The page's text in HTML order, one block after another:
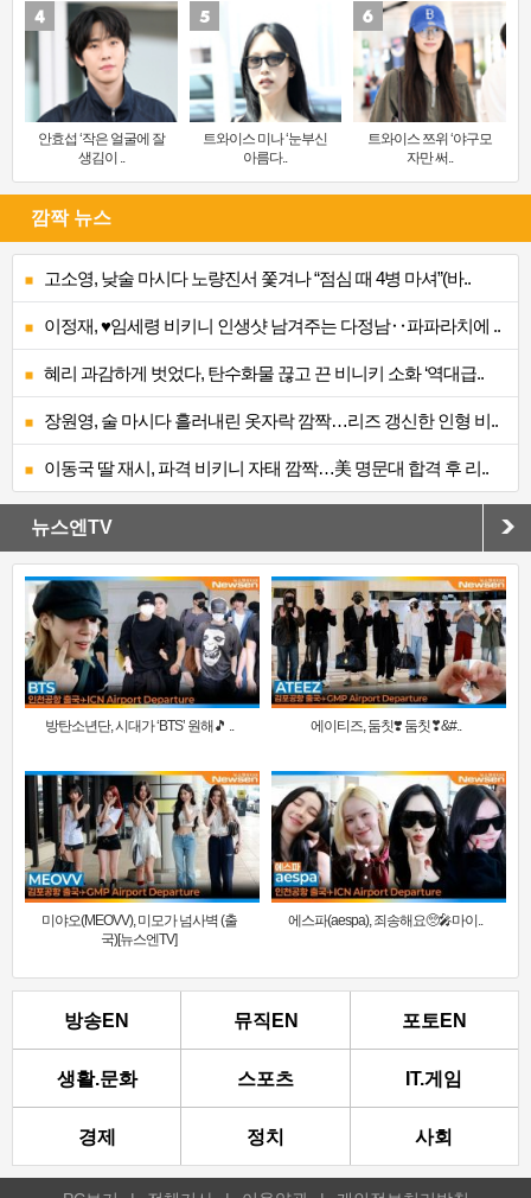
안효섭 ‘작은 얼굴에 잘
생김이 ..
트와이스 미나 ‘눈부신
아름다..
트와이스 쯔위 ‘야구모
자만 써..
깜짝 뉴스
고소영, 낮술 마시다 노량진서 쫓겨나 “점심 때 4병 마셔”(바..
이정재, ♥임세령 비키니 인생샷 남겨주는 다정남‥파파라치에 ..
혜리 과감하게 벗었다, 탄수화물 끊고 끈 비니키 소화 ‘역대급..
장원영, 술 마시다 흘러내린 옷자락 깜짝…리즈 갱신한 인형 비..
이동국 딸 재시, 파격 비키니 자태 깜짝…美 명문대 합격 후 리..
뉴스엔TV
방탄소년단, 시대가 ‘BTS’ 원해🎵 .. 에이티즈, 둠칫❣️ 둠칫❣&#..
미야오(MEOVV), 미모가 넘사벽 (출
국)[뉴스엔TV]
에스파(aespa), 죄송해요🥺🎤마이..
방송EN 뮤직EN 포토EN
생활.문화 스포츠 IT.게임
경제 정치 사회